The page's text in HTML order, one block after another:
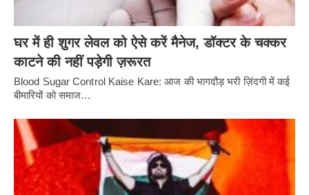
घर में ही शुगर लेवल को ऐसे करें मैनेज, डॉक्टर के चक्कर
काटने की नहीं पड़ेगी ज़रूरत
Blood Sugar Control Kaise Kare: आज की भागदौड़ भरी ज़िंदगी में कई
बीमारियों को समाज…